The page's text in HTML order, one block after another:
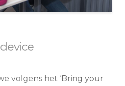
volgens het ‘Bring your